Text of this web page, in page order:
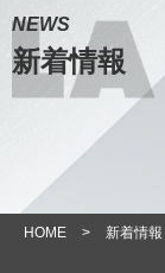
NEWS
新着情報
HOME > 新着情報